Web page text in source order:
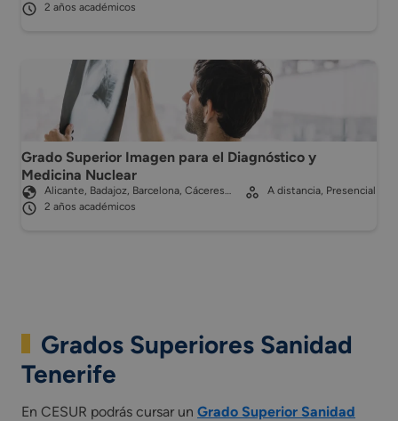
2 años académicos
Grado Superior Imagen para el Diagnóstico y
Medicina Nuclear
Alicante, Badajoz, Barcelona, Cáceres…
2 años académicos
A distancia, Presencial
Grados Superiores Sanidad
Tenerife
En CESUR podrás cursar un Grado Superior Sanidad